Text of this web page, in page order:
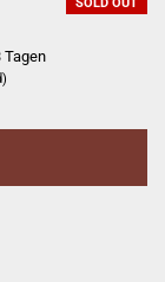
Tagen